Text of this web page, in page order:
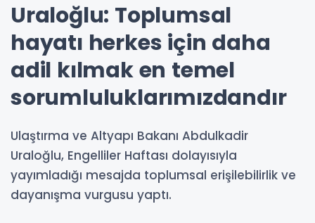
Uraloğlu: Toplumsal
hayatı herkes için daha
adil kılmak en temel
sorumluluklarımızdandır
Ulaştırma ve Altyapı Bakanı Abdulkadir
Uraloğlu, Engelliler Haftası dolayısıyla
yayımladığı mesajda toplumsal erişilebilirlik ve
dayanışma vurgusu yaptı.